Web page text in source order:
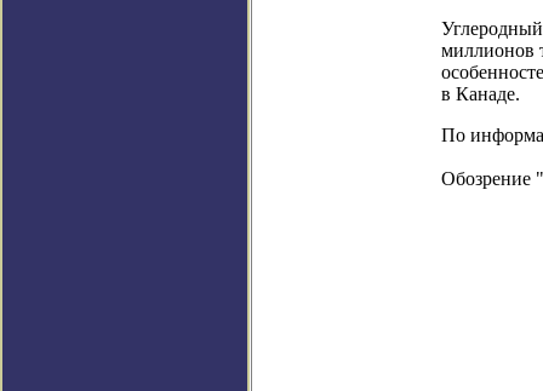
миллионов
в Канаде.
По
Обозрение "